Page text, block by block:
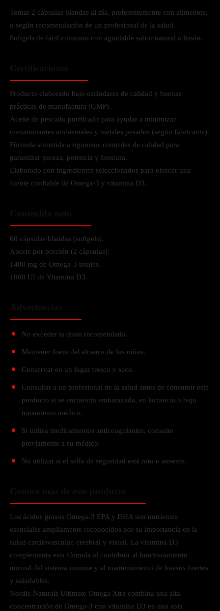
Tomar 2 cápsulas blandas al día, preferentemente con alimentos,
o según recomendación de un profesional de la salud.
Softgels de fácil consumo con agradable sabor natural a limón.
Producto elaborado bajo estándares de calidad y buenas
prácticas de manufactura (GMP).
Aceite de pescado purificado para ayudar a minimizar
contaminantes ambientales y metales pesados (según fabricante).
Fórmula sometida a rigurosos controles de calidad para
garantizar pureza, potencia y frescura.
Elaborado con ingredientes seleccionados para ofrecer una
fuente confiable de Omega-3 y vitamina D3.
60 cápsulas blandas (softgels).
Aporte por porción (2 cápsulas):
1480 mg de Omega-3 totales.
1000 UI de Vitamina D3.
No exceder la dosis recomendada.
Mantener fuera del alcance de los niños.
Conservar en un lugar fresco y seco.
Consultar a un profesional de la salud antes de consumir este
producto si se encuentra embarazada, en lactancia o bajo
tratamiento médico.
Si utiliza medicamentos anticoagulantes, consulte
previamente a su médico.
No utilizar si el sello de seguridad está roto o ausente.
Los ácidos grasos Omega-3 EPA y DHA son nutrientes
esenciales ampliamente reconocidos por su importancia en la
salud cardiovascular, cerebral y visual. La vitamina D3
complementa esta fórmula al contribuir al funcionamiento
normal del sistema inmune y al mantenimiento de huesos fuertes
y saludables.
Nordic Naturals Ultimate Omega Xtra combina una alta
concentración de Omega-3 con vitamina D3 en una sola